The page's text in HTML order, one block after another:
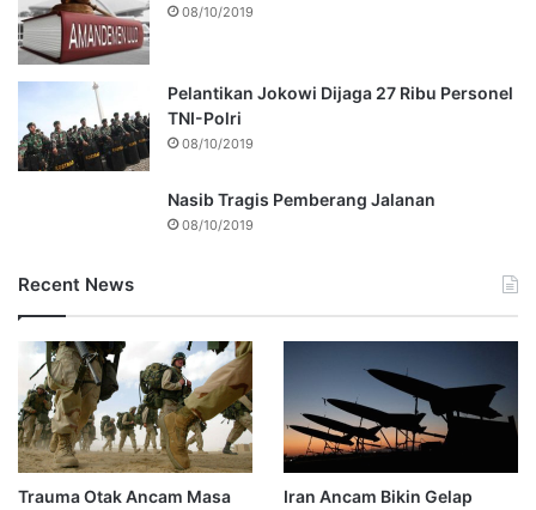
08/10/2019
Pelantikan Jokowi Dijaga 27 Ribu Personel
TNI-Polri
08/10/2019
Nasib Tragis Pemberang Jalanan
08/10/2019
Recent News
Trauma Otak Ancam Masa
Iran Ancam Bikin Gelap